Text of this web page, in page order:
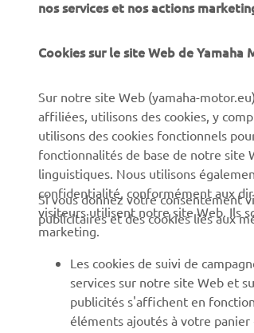
nos services et nos actions
Cookies sur le site Web de Yamaha
Sur notre site Web (yamaha-
affiliées, utilisons des cookies, y
utilisons des cookies fonctionnels
fonctionnalités de base de notre site
linguistiques. Nous utilisons
confidentialité, conformément aux
visiteurs utilisent notre site Web. Ils
marketing.
Si vous donnez votre consentement
publicitaires et des cookies liés aux
Les cookies de suivi de
services sur notre site Web et
publicités s'affichent en
éléments ajoutés à votre